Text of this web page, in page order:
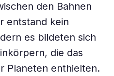
den Bahnen
entstand kein
es bildeten sich
die das
Planeten enthielten.